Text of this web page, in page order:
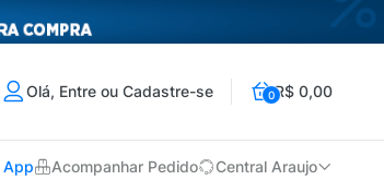
Olá, Entre ou Cadastre-se 0R$ 0,00
App Acompanhar Pedido Central Araujo